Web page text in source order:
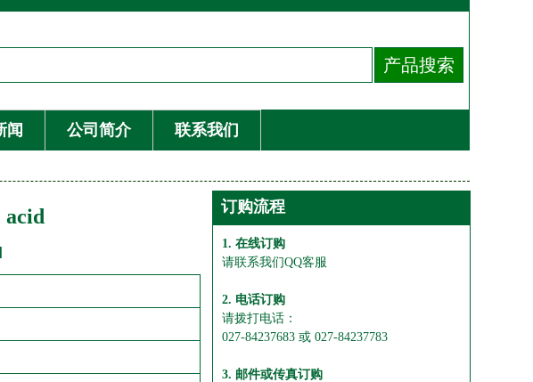
闻 公司简介 联系我们
acid 订购流程
1. 在线订购
请联系我们QQ客服
2. 电话订购
请拨打电话：
027-84237683 或 027-84237783
3. 邮件或传真订购